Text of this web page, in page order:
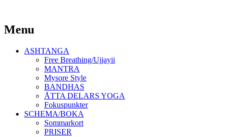
Ashtanga Yoga Shala Malmö
Yoga Malmö
Menu
Skip
ASHTANGA
Free Breathing/Ujjayii
MANTRA
Mysore Style
BANDHAS
ÅTTA DELARS YOGA
Fokuspunkter
SCHEMA/BOKA
Sommarkort
PRISER